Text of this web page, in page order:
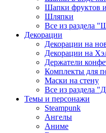
Шапки фруктов
Шляпки
Все из раздела
Декорации
Декорации на
Декорации на
Держатели
Комплекты для
Маски на стену
Все из раздела
Темы и персонажи
Steampunk
Ангелы
Аниме